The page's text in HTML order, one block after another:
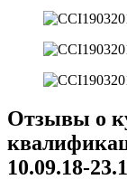
Отзывы о
10.09.18-